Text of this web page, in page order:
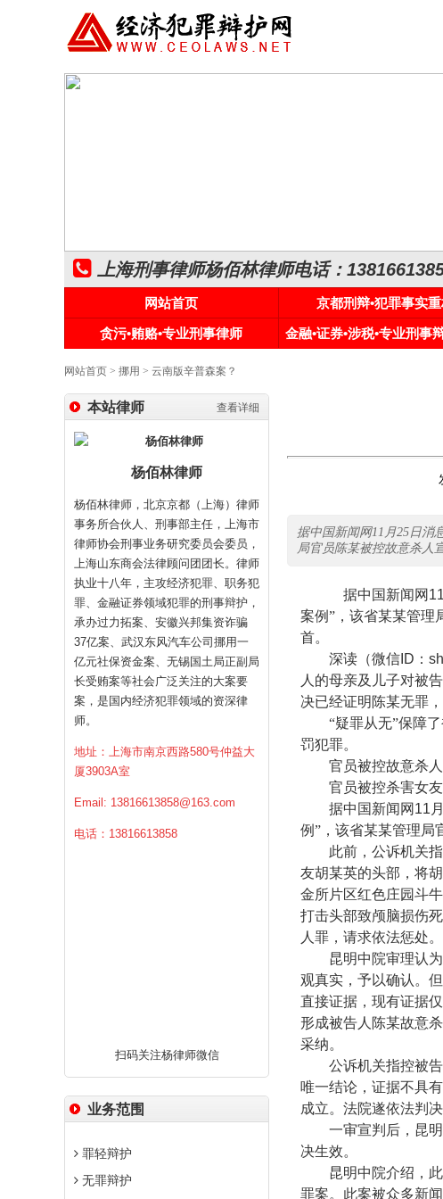
上海刑事律师杨佰林律师电话：
网站首页 京都刑辩•犯罪事实
贪污•贿赂•专业刑事律师
金融•证券•涉税•专业刑事
网站首页 > 挪用 > 云南版辛普森案？
查看详细
本站律师
杨佰林律师
杨佰林律师，北京京都（上海）律师
事务所合伙人、刑事部主任，上海市
律师协会刑事业务研究委员会委员，
上海山东商会法律顾问团团长。律师
执业十八年，主攻经济犯罪、职务犯
罪、金融证券领域犯罪的刑事辩护，
承办过力拓案、安徽兴邦集资诈骗
37亿案、武汉东风汽车公司挪用一
亿元社保资金案、无锡国土局正副局
长受贿案等社会广泛关注的大案要
案，是国内经济犯罪领域的资深律
师。
地址：上海市南京西路580号仲益大
厦3903A室
Email: 13816613858@163.com
电话：13816613858
扫码关注杨律师微信
业务范围
罪轻辩护
无罪辩护
据中国新闻网11月25日消
局官员陈某被控故意杀人
据中国新闻网 11
案例”，该省某某管理
首。
深读（微信 ID ：
人的母亲及儿子对被
决已经证明陈某无罪
“疑罪从无”保障了
罚犯罪。
官员被控故意杀人
官员被控杀害女友
据中国新闻网 11 月
例”，该省某某管理局
此前，公诉机关指
友胡某英的头部，将
金所片区红色庄园斗
打击头部致颅脑损伤
人罪，请求依法惩处。
昆明中院审理认为
观真实，予以确认。
直接证据，现有证据
形成被告人陈某故意
采纳。
公诉机关指控被告
唯一结论，证据不具
成立。法院遂依法判
一审宣判后，昆明
决生效。
昆明中院介绍，此
罪案。此案被众多新